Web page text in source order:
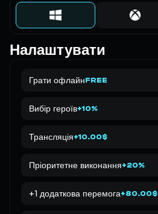
Налаштувати
Грати офлайнFREE
Вибір героїв+10%
Трансляція+10.00$
Пріоритетне виконання+20%
+1 додаткова перемога+80.00$